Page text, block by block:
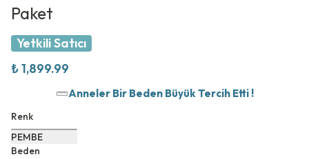
Paket
Yetkili Satıcı
₺ 1,899.99
Anneler Bir Beden Büyük Tercih Etti !
Renk
PEMBE
Beden